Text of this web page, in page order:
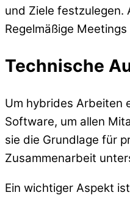
und Ziele festzulegen.
Regelmäßige
Technische
Um hybrides Arbeiten
Software, um allen
sie die Grundlage für
Zusammenarbeit
Ein wichtiger Aspekt